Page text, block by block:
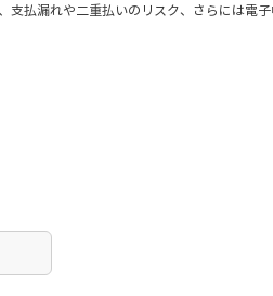
支払漏れや二重払いのリスク、さらには電